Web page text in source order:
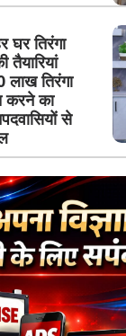
तिरंगा
तिरंगा
करने का
से